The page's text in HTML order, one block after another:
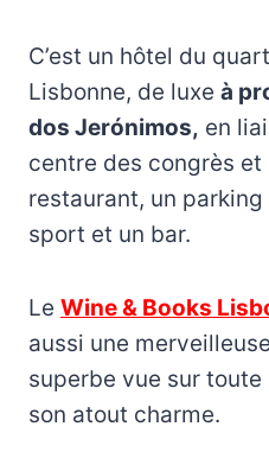
C’est un hôtel du
Lisbonne, de luxe à
dos Jerónimos, en
centre des congrès et
restaurant, un
sport et un bar.
Le Wine & Books
aussi une
superbe vue sur
son atout charme.